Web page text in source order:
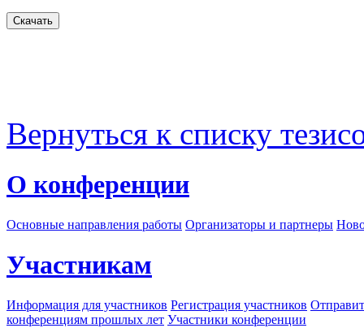
Вернуться к списку
О конференции
Основные направления работы Организаторы и партнеры
Участникам
Информация для участников Регистрация участников
конференциям прошлых лет Участники конференции